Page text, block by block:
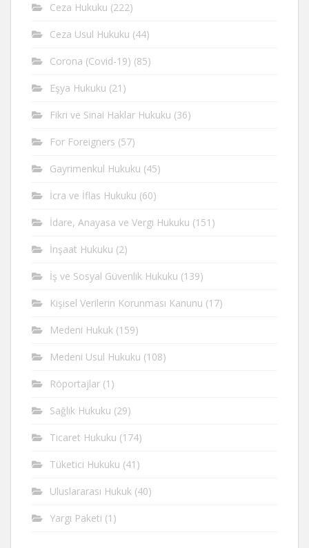
Ceza Hukuku (222)
Ceza Usul Hukuku (44)
Corona (Covid-19) (85)
Eşya Hukuku (21)
Fikri ve Sinai Haklar Hukuku (36)
For Foreigners (57)
Gayrimenkul Hukuku (45)
İcra ve İflas Hukuku (60)
İdare, Anayasa ve Vergi Hukuku (151)
İnşaat Hukuku (2)
İş ve Sosyal Güvenlik Hukuku (139)
Kişisel Verilerin Korunması Kanunu (17)
Medeni Hukuk (159)
Medeni Usul Hukuku (108)
Röportajlar (1)
Sağlık Hukuku (29)
Ticaret Hukuku (174)
Tüketici Hukuku (41)
Uluslararası Hukuk (40)
Yargı Paketi (1)